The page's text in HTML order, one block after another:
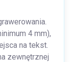
4 mm),
na tekst.
zewnętrznej